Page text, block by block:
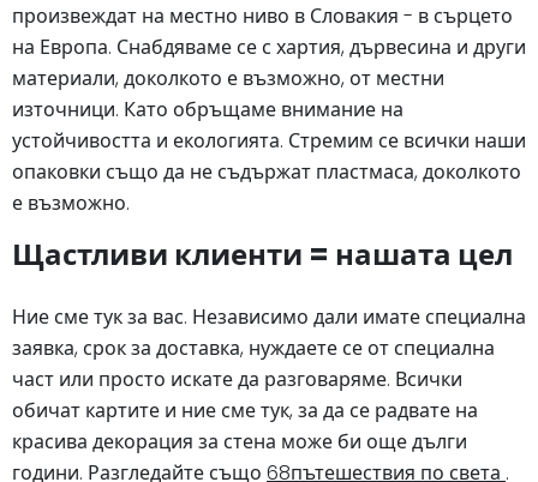
произвеждат на местно ниво в Словакия - в сърцето
на Европа. Снабдяваме се с хартия, дървесина и други
материали, доколкото е възможно, от местни
източници. Като обръщаме внимание на
устойчивостта и екологията. Стремим се всички наши
опаковки също да не съдържат пластмаса, доколкото
е възможно.
Щастливи клиенти = нашата цел
Ние сме тук за вас. Независимо дали имате специална
заявка, срок за доставка, нуждаете се от специална
част или просто искате да разговаряме. Всички
обичат картите и ние сме тук, за да се радвате на
красива декорация за стена може би още дълги
години. Разгледайте също 68пътешествия по света .